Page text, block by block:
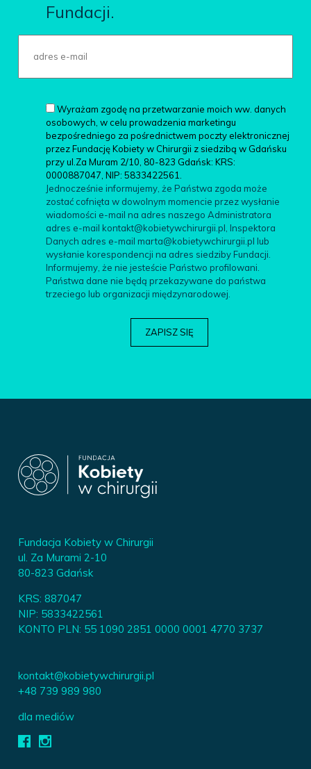
Fundacji.
Wyrażam zgodę na przetwarzanie moich ww. danych
osobowych, w celu prowadzenia marketingu
bezpośredniego za pośrednictwem poczty elektronicznej
przez Fundację Kobiety w Chirurgii z siedzibą w Gdańsku
przy ul.Za Muram 2/10, 80-823 Gdańsk: KRS:
0000887047, NIP: 5833422561.
Jednocześnie informujemy, że Państwa zgoda może
zostać cofnięta w dowolnym momencie przez wysłanie
wiadomości e-mail na adres naszego Administratora
adres e-mail kontakt@kobietywchirurgii.pl, Inspektora
Danych adres e-mail marta@kobietywchirurgii.pl lub
wysłanie korespondencji na adres siedziby Fundacji.
Informujemy, że nie jesteście Państwo profilowani.
Państwa dane nie będą przekazywane do państwa
trzeciego lub organizacji międzynarodowej.
Fundacja Kobiety w Chirurgii
ul. Za Murami 2-10
80-823 Gdańsk
KRS: 887047
NIP: 5833422561
KONTO PLN: 55 1090 2851 0000 0001 4770 3737
kontakt@kobietywchirurgii.pl
+48 739 989 980
dla mediów